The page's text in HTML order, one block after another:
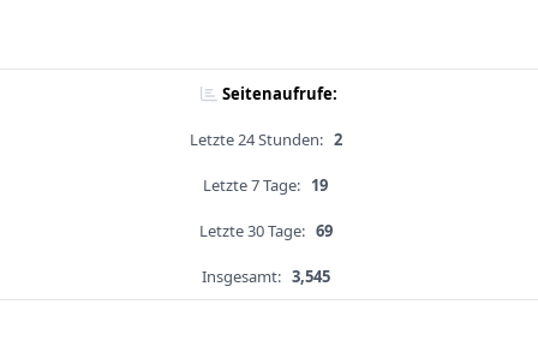
Seitenaufrufe:
Letzte 24 Stunden: 2
Letzte 7 Tage: 19
Letzte 30 Tage: 69
Insgesamt: 3,545